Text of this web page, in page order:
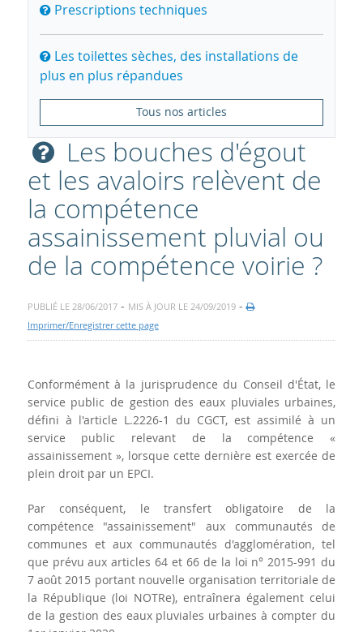
Prescriptions techniques
Les toilettes sèches, des installations de
plus en plus répandues
Tous nos articles
Les bouches d'égout
et les avaloirs relèvent de
la compétence
assainissement pluvial ou
de la compétence voirie ?
PUBLIÉ LE 28/06/2017- MIS À JOUR LE 24/09/2019-
Imprimer/Enregistrer cette page
Conformément à la jurisprudence du Conseil d'État, le
service public de gestion des eaux pluviales urbaines,
défini à l'article L.2226-1 du CGCT, est assimilé à un
service public relevant de la compétence «
assainissement », lorsque cette dernière est exercée de
plein droit par un EPCI.
Par conséquent, le transfert obligatoire de la
compétence "assainissement" aux communautés de
communes et aux communautés d'agglomération, tel
que prévu aux articles 64 et 66 de la loi n° 2015-991 du
7 août 2015 portant nouvelle organisation territoriale de
la République (loi NOTRe), entraînera également celui
de la gestion des eaux pluviales urbaines à compter du